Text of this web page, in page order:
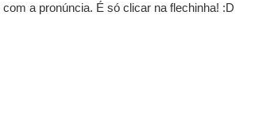
a pronúncia. É só clicar na flechinha! :D